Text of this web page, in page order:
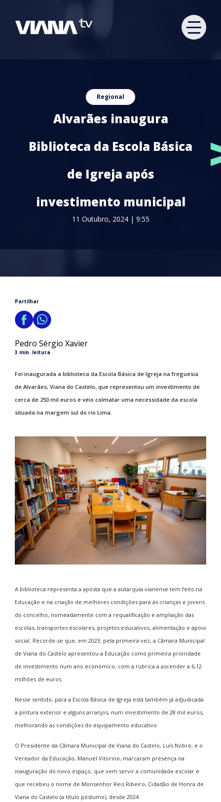
Regional
Alvarães inaugura
Biblioteca da Escola Básica
de Igreja após
investimento municipal
11 Outubro, 2024 | 9:55
Partilhar
Pedro Sérgio Xavier
3 min. leitura
Foi inaugurada a biblioteca da Escola Básica de Igreja na freguesia
de Alvarães, Viana do Castelo, que representou um investimento de
cerca de 250 mil euros e veio colmatar uma necessidade da escola
situada na margem sul do rio Lima.
A biblioteca representa a aposta que a autarquia vianense tem feito na
Educação e na criação de melhores condições para as crianças e jovens
do concelho, nomeadamente com a requalificação e ampliação das
escolas, transportes escolares, projetos educativos, alimentação e apoio
social. Recorde-se que, em 2023, pela primeira vez, a Câmara Municipal
de Viana do Castelo apresentou a Educação como primeira prioridade
de investimento num ano económico, com a rubrica a ascender a 6,12
milhões de euros.
Nesse sentido, para a Escola Básica de Igreja está também já adjudicada
a pintura exterior e alguns arranjos, num investimento de 28 mil euros,
melhorando as condições do equipamento educativo.
O Presidente da Câmara Municipal de Viana do Castelo, Luís Nobre, e o
Vereador da Educação, Manuel Vitorino, marcaram presença na
inauguração do novo espaço, que vem servir a comunidade escolar e
que recebeu o nome de Monsenhor Reis Ribeiro, Cidadão de Honra de
Viana do Castelo (a título póstumo), desde 2024.